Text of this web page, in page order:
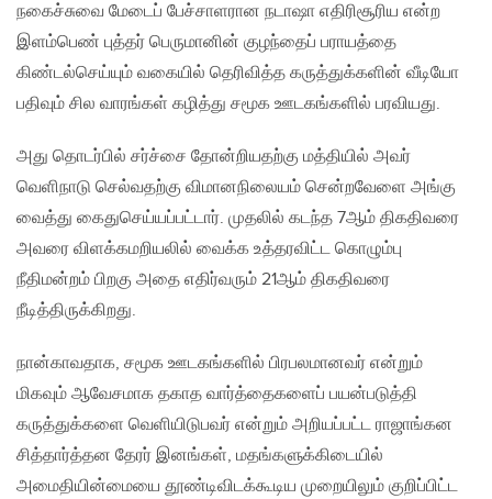
நகைச்சுவை மேடைப் பேச்சாளரான நடாஷா எதிரிசூரிய என்ற
இளம்பெண் புத்தர் பெருமானின் குழந்தைப் பராயத்தை
கிண்டல்செய்யும் வகையில் தெரிவித்த கருத்துக்களின் வீடியோ
பதிவும் சில வாரங்கள் கழித்து சமூக ஊடகங்களில் பரவியது.
அது தொடர்பில் சர்ச்சை தோன்றியதற்கு மத்தியில் அவர்
வெளிநாடு செல்வதற்கு விமானநிலையம் சென்றவேளை அங்கு
வைத்து கைதுசெய்யப்பட்டார். முதலில் கடந்த 7ஆம் திகதிவரை
அவரை விளக்கமறியலில் வைக்க உத்தரவிட்ட கொழும்பு
நீதிமன்றம் பிறகு அதை எதிர்வரும் 21ஆம் திகதிவரை
நீடித்திருக்கிறது.
நான்காவதாக, சமூக ஊடகங்களில் பிரபலமானவர் என்றும்
மிகவும் ஆவேசமாக தகாத வார்த்தைகளைப் பயன்படுத்தி
கருத்துக்களை வெளியிடுபவர் என்றும் அறியப்பட்ட ராஜாங்கன
சித்தார்த்தன தேரர் இனங்கள், மதங்களுக்கிடையில்
அமைதியின்மையை தூண்டிவிடக்கூடிய முறையிலும் குறிப்பிட்ட